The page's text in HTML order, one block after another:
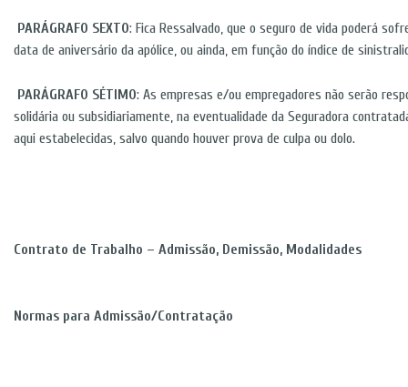
PARÁGRAFO SEXTO: Fica Ressalvado, que o seguro de vida poderá
data de aniversário da apólice, ou ainda, em função do índice de
PARÁGRAFO SÉTIMO: As empresas e/ou empregadores não serão
solidária ou subsidiariamente, na eventualidade da Seguradora
aqui estabelecidas, salvo quando houver prova de culpa ou dolo.
Contrato de Trabalho – Admissão, Demissão, Modalidades
Normas para Admissão/Contratação